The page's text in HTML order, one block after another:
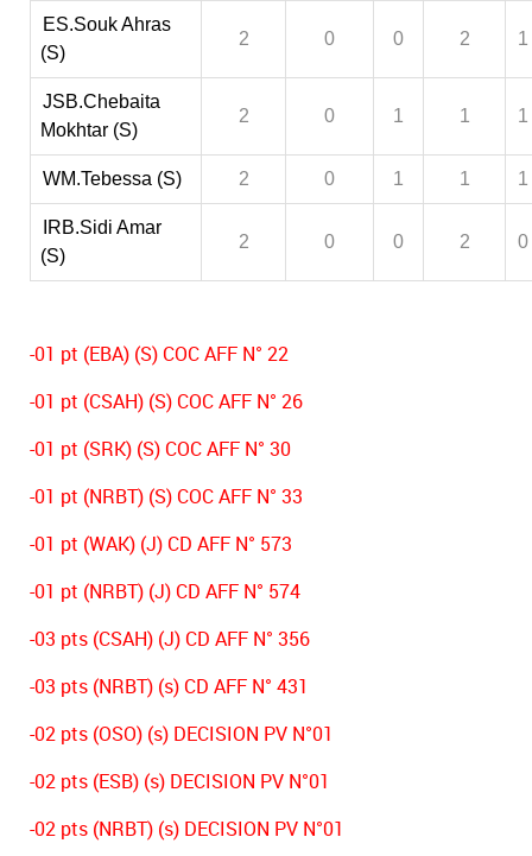
ES.Souk Ahras
(S)
2 0 0 2 1
JSB.Chebaita
Mokhtar (S)
2 0 1 1 1
WM.Tebessa (S) 2 0 1 1 1
IRB.Sidi Amar
(S)
2 0 0 2 0
-01 pt (EBA) (S) COC AFF N° 22
-01 pt (CSAH) (S) COC AFF N° 26
-01 pt (SRK) (S) COC AFF N° 30
-01 pt (NRBT) (S) COC AFF N° 33
-01 pt (WAK) (J) CD AFF N° 573
-01 pt (NRBT) (J) CD AFF N° 574
-03 pts (CSAH) (J) CD AFF N° 356
-03 pts (NRBT) (s) CD AFF N° 431
-02 pts (OSO) (s) DECISION PV N°01
-02 pts (ESB) (s) DECISION PV N°01
-02 pts (NRBT) (s) DECISION PV N°01